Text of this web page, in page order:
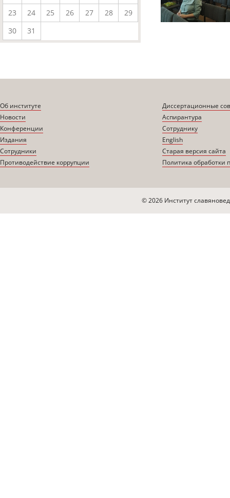
23
24 25 26 27 28
29
30
31
Об институте
Новости
Конференции
Издания
Сотрудники
Противодействие коррупции
Диссертационные
Аспирантура
Сотруднику
English
Старая версия сайта
Политика обработки
© 2026 Институт